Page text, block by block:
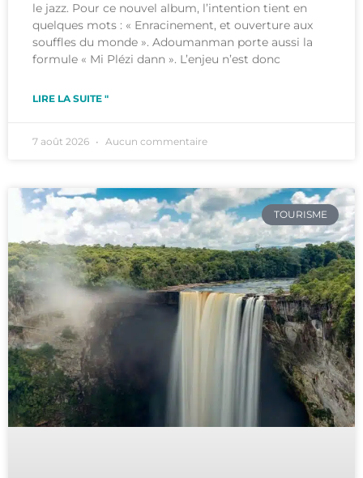
le jazz. Pour ce nouvel album, l’intention tient en
quelques mots : « Enracinement, et ouverture aux
souffles du monde ». Adoumanman porte aussi la
formule « Mi Plézi dann ». L’enjeu n’est donc
LIRE LA SUITE "
7 août 2026 Aucun commentaire
TOURISME